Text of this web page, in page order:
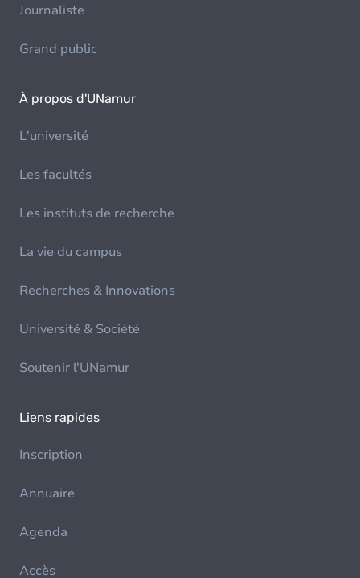
Journaliste
Grand public
À propos d'UNamur
L'université
Les facultés
Les instituts de recherche
La vie du campus
Recherches & Innovations
Université & Société
Soutenir l'UNamur
Liens rapides
Inscription
Annuaire
Agenda
Accès